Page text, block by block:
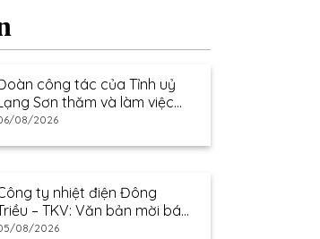
công tác của Tỉnh uỷ
Sơn thăm và làm việc
Công ty Nhiệt điện Na
08/2026
ty nhiệt điện Đông
– TKV: Văn bản mời báo
08/2026